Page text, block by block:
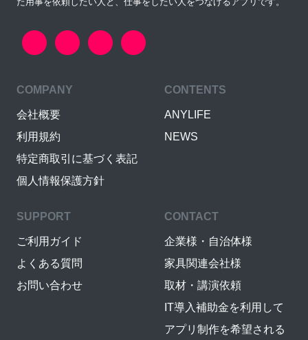
COMPANY
会社概要
利用規約
特定商取引に基づく表記
個人情報保護方針
CONTENTS
ANYLIFE
NEWS
SUPPORT
ご利用ガイド
よくある質問
お問い合わせ
CONTACT
企業様・自治体様
家具関連会社様
取材・講演依頼
IT導入補助金を利用して
アプリ制作を希望される